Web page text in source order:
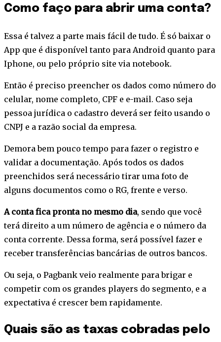
Como faço para abrir uma conta?
Essa é talvez a parte mais fácil de tudo. É só baixar o
App que é disponível tanto para Android quanto para
Iphone, ou pelo próprio site via notebook.
Então é preciso preencher os dados como número do
celular, nome completo, CPF e e-mail. Caso seja
pessoa jurídica o cadastro deverá ser feito usando o
CNPJ e a razão social da empresa.
Demora bem pouco tempo para fazer o registro e
validar a documentação. Após todos os dados
preenchidos será necessário tirar uma foto de
alguns documentos como o RG, frente e verso.
A conta fica pronta no mesmo dia, sendo que você
terá direito a um número de agência e o número da
conta corrente. Dessa forma, será possível fazer e
receber transferências bancárias de outros bancos.
Ou seja, o Pagbank veio realmente para brigar e
competir com os grandes players do segmento, e a
expectativa é crescer bem rapidamente.
Quais são as taxas cobradas pelo